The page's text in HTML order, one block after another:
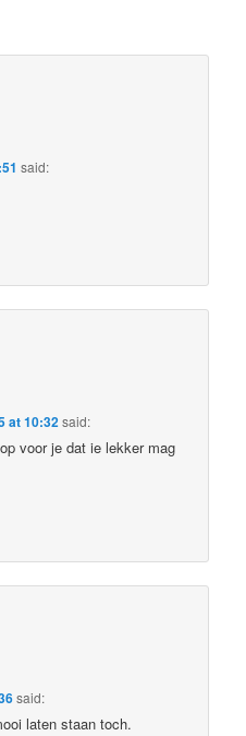
said:
at 10:32said:
voor je dat ie lekker mag
said:
laten staan toch.